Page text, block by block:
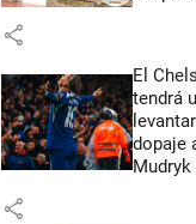
share
El
tendrá
dopaje
Mudryk
share